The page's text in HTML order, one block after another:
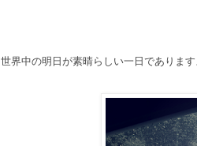
世界中の明日が素晴らしい一日でありま